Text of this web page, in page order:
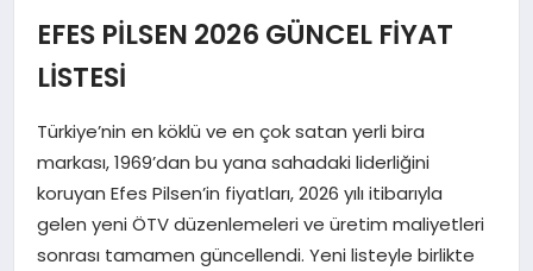
EKONOMI
SAĞLIK
SPOR
EFES PİLSEN 2026 GÜNCEL FİYAT
LİSTESİ
Türkiye’nin en köklü ve en çok satan yerli bira
markası, 1969’dan bu yana sahadaki liderliğini
koruyan Efes Pilsen’in fiyatları, 2026 yılı itibarıyla
gelen yeni ÖTV düzenlemeleri ve üretim maliyetleri
sonrası tamamen güncellendi. Yeni listeyle birlikte